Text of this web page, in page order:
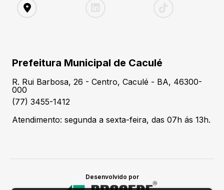
Prefeitura Municipal de Caculé
R. Rui Barbosa, 26 - Centro, Caculé - BA, 46300-
000
(77) 3455-1412
Atendimento: segunda a sexta-feira, das 07h ás 13h.
Desenvolvido por